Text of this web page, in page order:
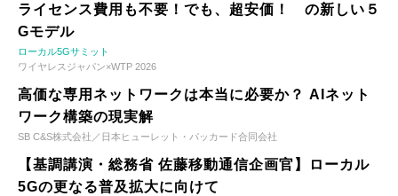
ライセンス費用も不要！でも、超安価！ の新しい５
Gモデル
ローカル5Gサミット
ワイヤレスジャパン×WTP 2026
高価な専用ネットワークは本当に必要か？ AIネット
ワーク構築の現実解
SB C&S株式会社／日本ヒューレット・パッカード合同会社
【基調講演・総務省 佐藤移動通信企画官】ローカル
5Gの更なる普及拡大に向けて